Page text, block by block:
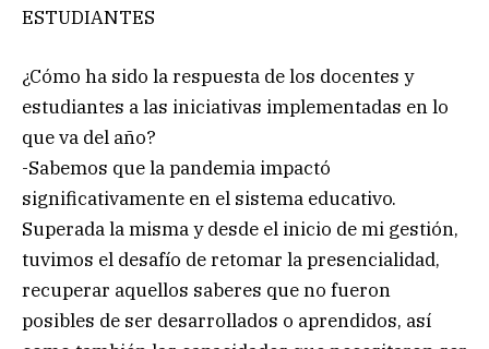
ESTUDIANTES
¿Cómo ha sido la respuesta de los docentes y
estudiantes a las iniciativas implementadas en lo
que va del año?
-Sabemos que la pandemia impactó
significativamente en el sistema educativo.
Superada la misma y desde el inicio de mi gestión,
tuvimos el desafío de retomar la presencialidad,
recuperar aquellos saberes que no fueron
posibles de ser desarrollados o aprendidos, así